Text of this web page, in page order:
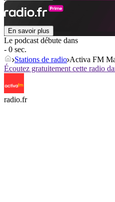
En savoir plus
Le podcast débute dans
- 0 sec.
Stations de radio Activa FM
Écoutez gratuitement cette radio
radio.fr